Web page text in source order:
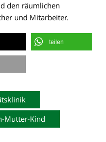
den räumlichen
und Mitarbeiter.
teilen
Mutter-Kind